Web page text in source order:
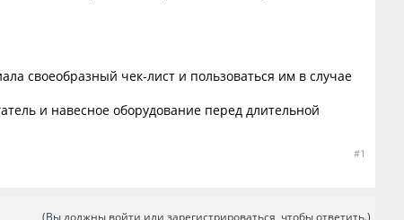
своеобразный чек-лист и пользоваться им в случае
и навесное оборудование перед длительной
#1
(Вы должны войти или зарегистрироваться, чтобы ответить.)